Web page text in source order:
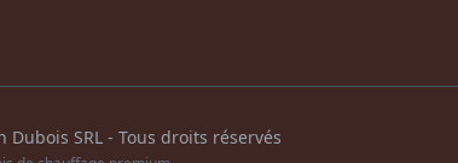
Dubois SRL - Tous droits réservés